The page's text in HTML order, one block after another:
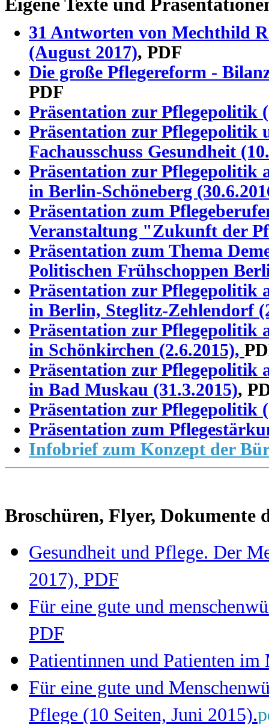
Eigene Texte und
31 Antworten von Mechthild
(August 2017), PDF
Die große Pflegereform -
PDF
Präsentation zur Pflegepolitik
Präsentation zur Pflegepolitik
Fachausschuss Gesundheit
Präsentation zur
in Berlin-Schöneberg
Präsentation zum
Veranstaltung "Zukunft der
Präsentation zum Thema
Politischen Frühschoppen
Präsentation zur
in Berlin, Steglitz-Zehlendorf
Präsentation zur
in Schönkirchen (2.6.2015),
Präsentation zur
in Bad Muskau (31.3.2015),
Präsentation zur Pflegepolitik
Präsentation zum
Infobrief zum Konzept der
Broschüren, Flyer, Dokumente
Gesundheit und Pflege. Der
2017), PDF
Für eine gute und
PDF
Patientinnen und Patienten
Für eine gute und
Pflege (10 Seiten, Juni 2015).